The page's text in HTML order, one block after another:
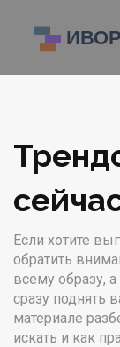
Если хотите
обратить
всему образу,
сразу поднять
материале
искать и как